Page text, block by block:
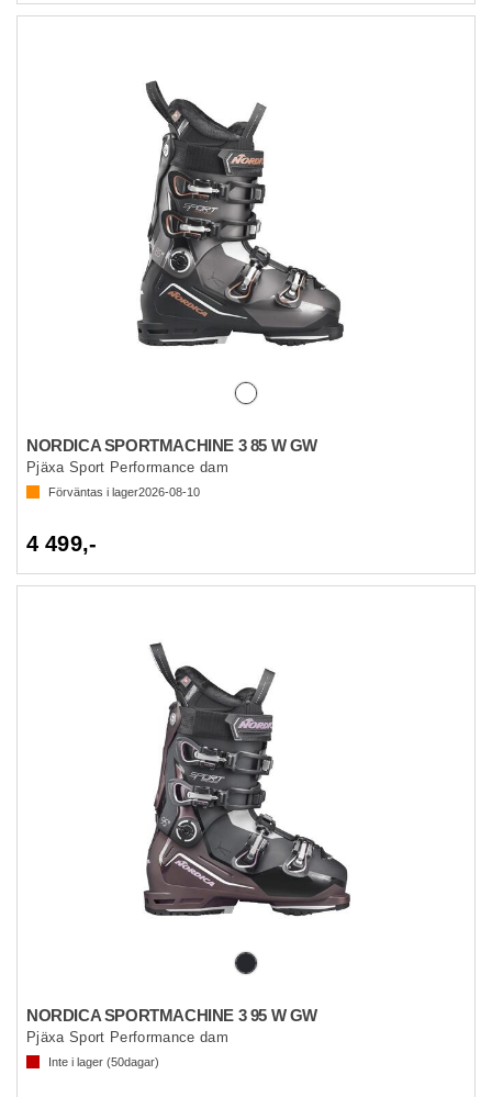
NORDICA SPORTMACHINE 3 85 W GW
Pjäxa Sport Performance dam
Förväntas i lager2026-08-10
4 499,-
NORDICA SPORTMACHINE 3 95 W GW
Pjäxa Sport Performance dam
Inte i lager (50dagar)